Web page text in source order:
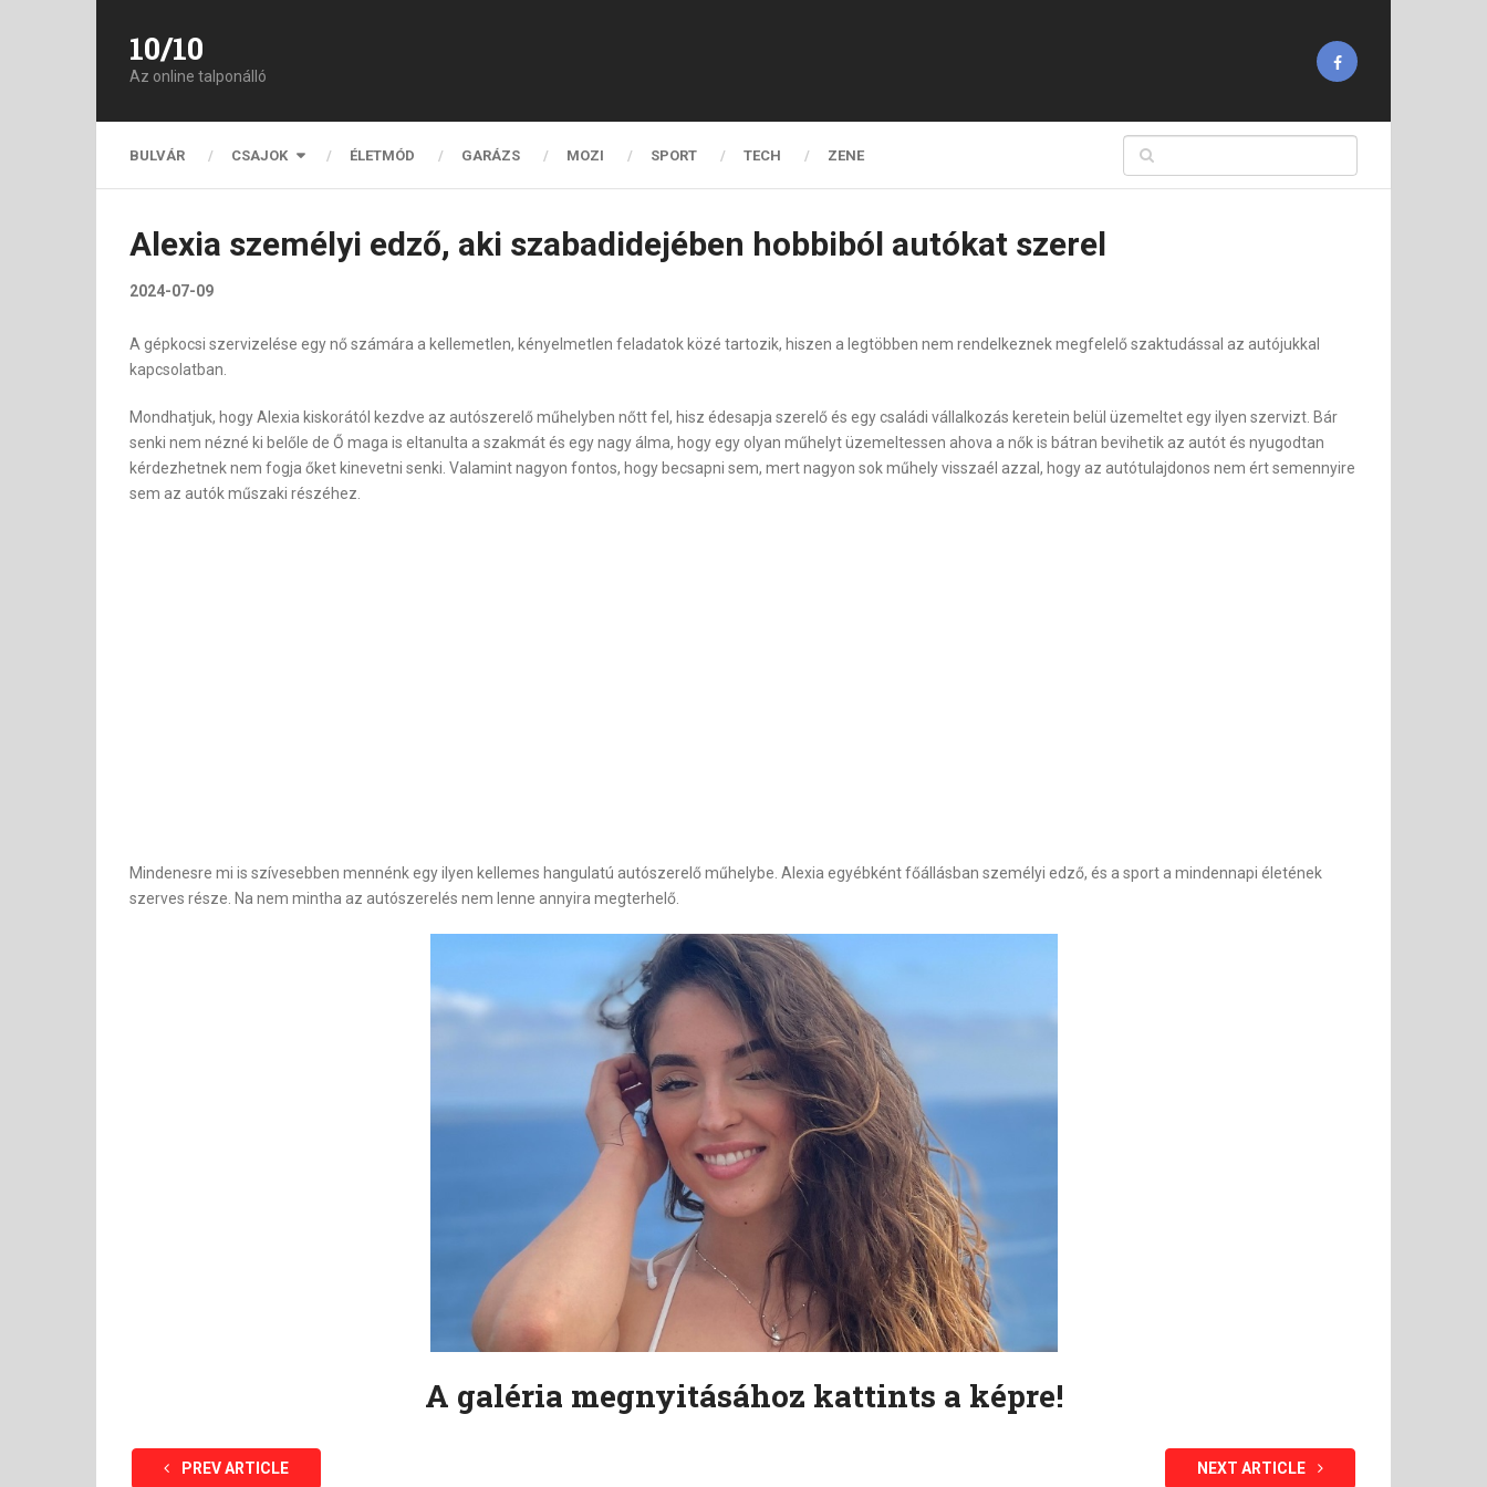
10/10
Az online talponálló
BULVÁR CSAJOK ÉLETMÓD GARÁZS MOZI SPORT TECH ZENE
Alexia személyi edző, aki szabadidejében hobbiból autókat szerel
2024-07-09
A gépkocsi szervizelése egy nő számára a kellemetlen, kényelmetlen feladatok közé tartozik, hiszen a legtöbben nem rendelkeznek megfelelő szaktudással az autójukkal
kapcsolatban.
Mondhatjuk, hogy Alexia kiskorától kezdve az autószerelő műhelyben nőtt fel, hisz édesapja szerelő és egy családi vállalkozás keretein belül üzemeltet egy ilyen szervizt. Bár
senki nem nézné ki belőle de Ő maga is eltanulta a szakmát és egy nagy álma, hogy egy olyan műhelyt üzemeltessen ahova a nők is bátran bevihetik az autót és nyugodtan
kérdezhetnek nem fogja őket kinevetni senki. Valamint nagyon fontos, hogy becsapni sem, mert nagyon sok műhely visszaél azzal, hogy az autótulajdonos nem ért semennyire
sem az autók műszaki részéhez.
Mindenesre mi is szívesebben mennénk egy ilyen kellemes hangulatú autószerelő műhelybe. Alexia egyébként főállásban személyi edző, és a sport a mindennapi életének
szerves része. Na nem mintha az autószerelés nem lenne annyira megterhelő.
A galéria megnyitásához kattints a képre!
PREV ARTICLE NEXT ARTICLE